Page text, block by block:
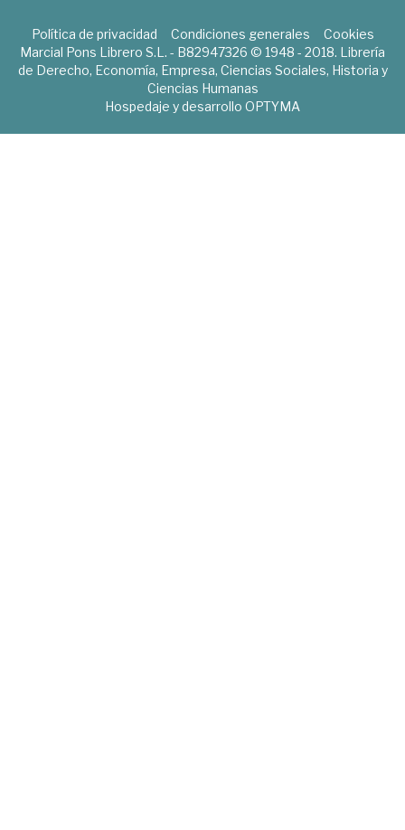
Política de privacidad Condiciones generales
Cookies
Marcial Pons Librero S.L. - B82947326 © 1948 - 2018. Librería
de Derecho, Economía, Empresa, Ciencias Sociales, Historia y
Ciencias Humanas
Hospedaje y desarrollo OPTYMA